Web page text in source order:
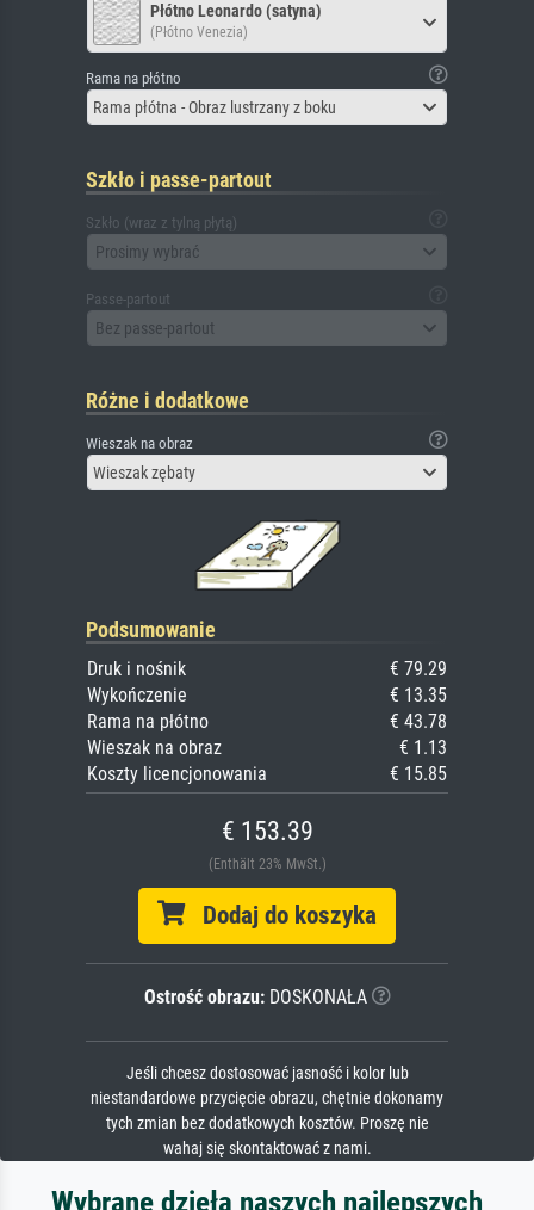
Płótno Leonardo (satyna)
(Płótno Venezia)
Rama na płótno
Rama płótna - Obraz lustrzany z boku
Szkło i passe-partout
Szkło (wraz z tylną płytą)
Prosimy wybrać
Passe-partout
Bez passe-partout
Różne i dodatkowe
Wieszak na obraz
Wieszak zębaty
Podsumowanie
Druk i nośnik
€ 79.29
Wykończenie
€ 13.35
Rama na płótno
€ 43.78
Wieszak na obraz
€ 1.13
Koszty licencjonowania
€ 15.85
€ 153.39
(Enthält 23% MwSt.)
Dodaj do koszyka
Ostrość obrazu:DOSKONAŁA
Jeśli chcesz dostosować jasność i kolor lub
niestandardowe przycięcie obrazu, chętnie dokonamy
tych zmian bez dodatkowych kosztów. Proszę nie
wahaj się skontaktować z nami.
Wybrane dzieła naszych najlepszych